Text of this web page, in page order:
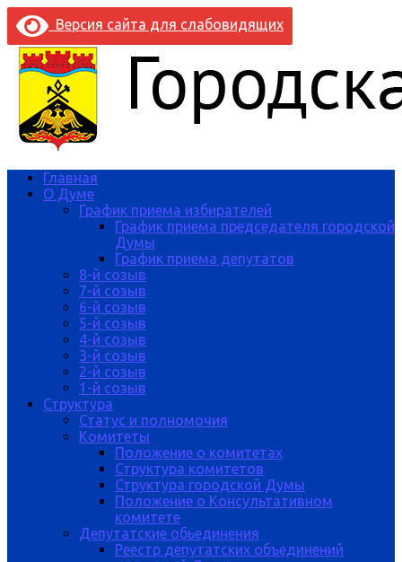
Версия сайта для слабовидящих
Главная
О Думе
График приема избирателей
График приема председателя городской
Думы
График приема депутатов
8-й созыв
7-й созыв
6-й созыв
5-й созыв
4-й созыв
3-й созыв
2-й созыв
1-й созыв
Структура
Статус и полномочия
Комитеты
Положение о комитетах
Структура комитетов
Структура городской Думы
Положение о Консультативном
комитете
Депутатские обьединения
Реестр депутатских объединений